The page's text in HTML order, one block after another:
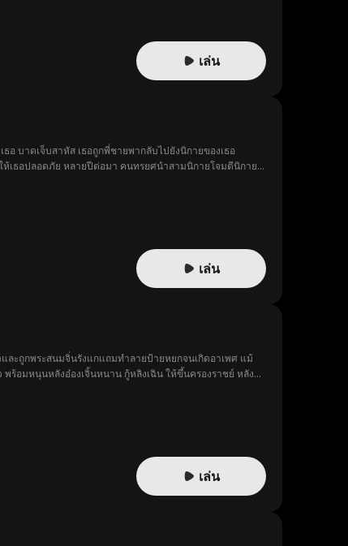
เล่น
บาดเจ็บสาหัส เธอถูกพี่ชายพากลับไปยังนิกายของเธอ
เธอปลอดภัย หลายปีต่อมา คนทรยศนำสามนิกายโจมตีนิกาย
เล่น
ละถูกพระสนมจิ่นรังแกแถมทำลายป้ายหยกจนเกิดอาเพศ แม้
ร้อมหนุนหลังอ๋องเจิ้นหนาน กู้หลิงเฉิน ให้ขึ้นครองราชย์ หลัง
เล่น